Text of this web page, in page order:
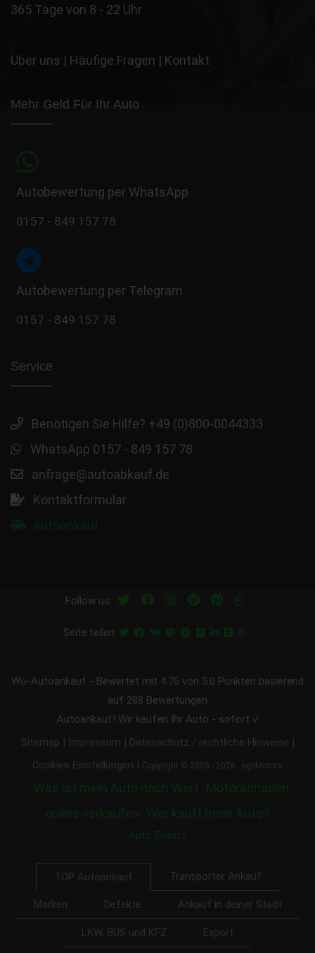
365 Tage von 8 - 22 Uhr
Über uns | Häufige Fragen | Kontakt
Mehr Geld Für Ihr Auto
Autobewertung per WhatsApp
0157 - 849 157 78
Autobewertung per Telegram
0157 - 849 157 78
Service
Benötigen Sie Hilfe? +49 (0)800-0044333
WhatsApp 0157 - 849 157 78
anfrage@autoabkauf.de
Kontaktformular
Follow us:
Seite teilen:
Wo-Autoankauf - Bewertet mit 4.76 von 5.0 Punkten basierend
auf 288 Bewertungen
Autoankauf! Wir kaufen Ihr Auto - sofort √
Sitemap Impressum Datenschutz / rechtliche Hinweise
Cookies Einstellungen Copyright © 2005 - 2026 - egeMotors
Was ist mein Auto noch Wert Motorschaden
online verkaufen
Wer kauft mein Auto?
Auto Events
TOP Autoankauf Transporter Ankauf
Marken Defekte Ankauf in deiner Stadt
LKW, BUS und KFZ Export